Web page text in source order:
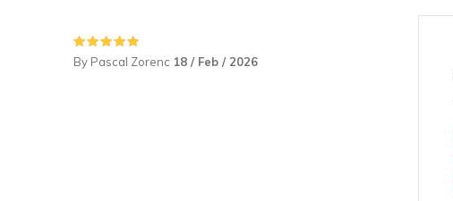
By Pascal Zorenc 18 / Feb / 2026